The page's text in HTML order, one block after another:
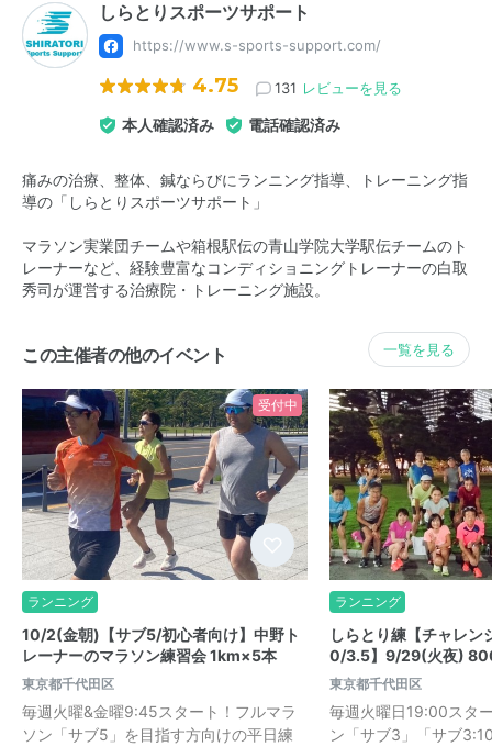
しらとりスポーツサポート
https://www.s-sports-support.com/
4.75 131 レビューを見る
本人確認済み 電話確認済み
痛みの治療、整体、鍼ならびにランニング指導、トレーニング指
導の「しらとりスポーツサポート」
マラソン実業団チームや箱根駅伝の青山学院大学駅伝チームのト
レーナーなど、経験豊富なコンディショニングトレーナーの白取
秀司が運営する治療院・トレーニング施設。
この主催者の他のイベント 一覧を見る
受付中
ランニング
10/2(金朝)【サブ5/初心者向け】中野ト
レーナーのマラソン練習会 1km×5本
東京都千代田区
毎週火曜&金曜9:45スタート！フルマラ
ソン「サブ5」を目指す方向けの平日練
ランニング
しらとり練【チャレ
0/3.5】9/29(火夜)
東京都千代田区
毎週火曜日19:00スタ
ン「サブ3」「サブ